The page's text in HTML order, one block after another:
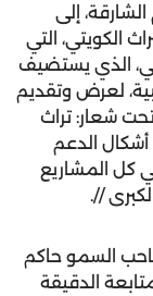
إلى
الكويتي، التي
الذي يستضيف
لعرض وتقديم
شعار: تراث
الدعم
كل المشاريع
//.
السمو حاكم
الدقيقة